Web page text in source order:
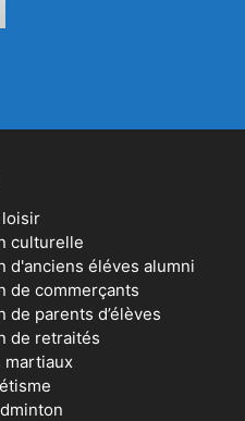
culturelle
d'anciens éléves alumni
de commerçants
de parents d’élèves
de retraités
martiaux